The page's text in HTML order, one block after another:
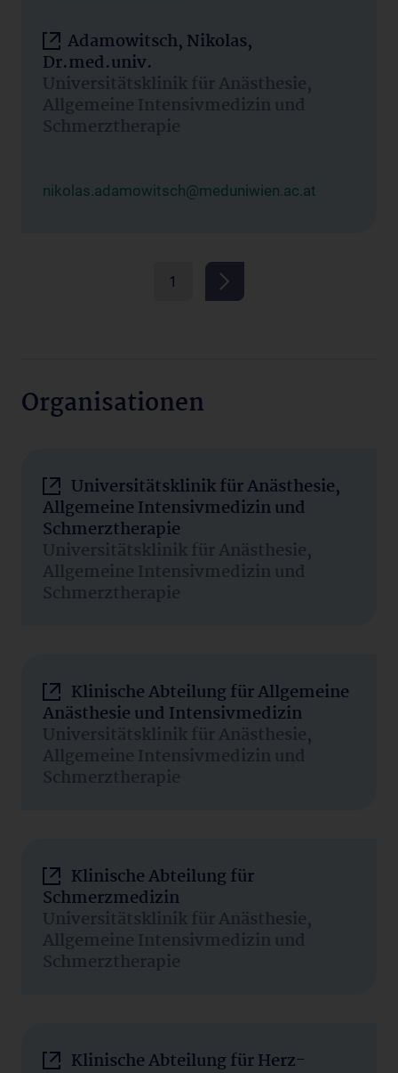
Adamowitsch, Nikolas,
Dr.med.univ.
Universitätsklinik für Anästhesie,
Allgemeine Intensivmedizin und
Schmerztherapie
nikolas.adamowitsch@meduniwien.ac.at
1
Organisationen
Universitätsklinik für Anästhesie,
Allgemeine Intensivmedizin und
Schmerztherapie
Universitätsklinik für Anästhesie,
Allgemeine Intensivmedizin und
Schmerztherapie
Klinische Abteilung für Allgemeine
Anästhesie und Intensivmedizin
Universitätsklinik für Anästhesie,
Allgemeine Intensivmedizin und
Schmerztherapie
Klinische Abteilung für
Schmerzmedizin
Universitätsklinik für Anästhesie,
Allgemeine Intensivmedizin und
Schmerztherapie
Klinische Abteilung für Herz-